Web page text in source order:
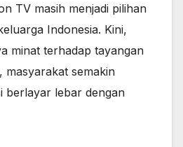
TV masih menjadi pilihan
Indonesia. Kini,
minat terhadap tayangan
masyarakat semakin
berlayar lebar dengan